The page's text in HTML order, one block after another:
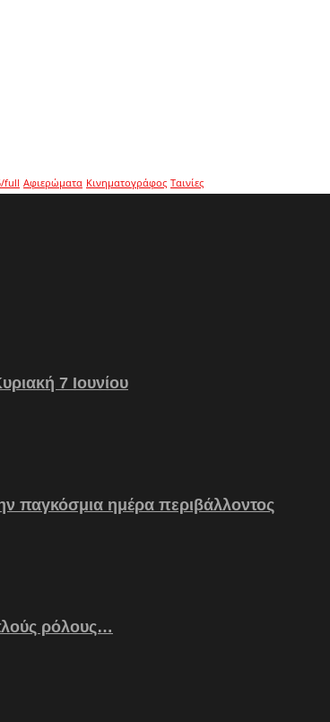
full Αφιερώματα Κινηματογράφος Ταινίες
7 Ιουνίου
παγκόσμια ημέρα περιβάλλοντος
ρόλους…